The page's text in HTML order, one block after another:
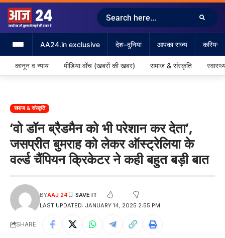
AA24.in exclusive देश–दुनिया आपका राज्य करियर
कानून व न्याय मीडिया वॉच (खबरों की खबर) समाज & संस्कृति
समाज & संस्कृति
‘वो डॉन ब्रैडमैन को भी परेशान कर देता’,
जसप्रीत बुमराह को लेकर ऑस्ट्रेलिया के
वर्ल्ड चैंपियन क्रिकेटर ने कही बहुत बड़ी बात
LAST UPDATED: JANUARY 14, 2025 2:55 PM
BYAAJ 24
SHARE